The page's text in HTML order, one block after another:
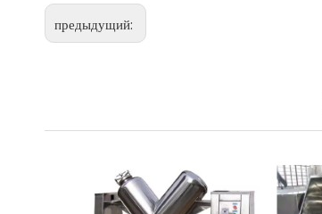
предыдущий: